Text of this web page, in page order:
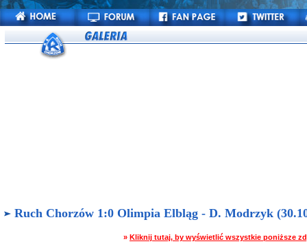
Ruch Chorzów 1:0 Olimpia Elbląg - D. Modrzyk
» Kliknij tutaj, by wyświetlić wszystkie poniższe